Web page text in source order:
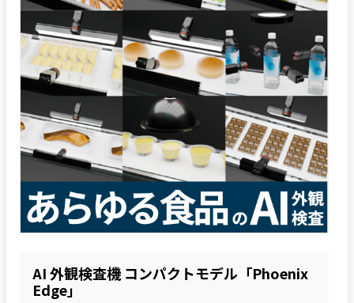
AI 外観検査機 コンパクトモデル「Phoenix
Edge」